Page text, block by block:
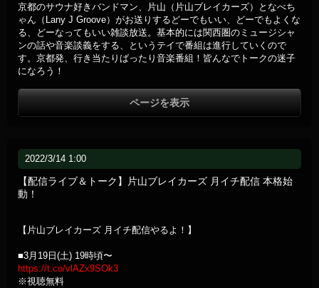
京都のサウナ好きバンドマン、片山（片山ブレイカーズ）となべち
ゃん（Lany J Groove）がお送りするどーでもいい、どーでもよくな
る、どーなってもいい雑談放送。基本的には関西圏のミュージシャ
ンの話や音楽談義をする、というテイで番組は進行していくので
す。京都発、行き当たりばったり音楽番組！皆んなでトークの迷子
になろう！
ページを表示
2022/3/14 1:00
【配信ライブ＆トーク】片山ブレイカーズ 月イチ配信 本格始
動！
【片山ブレイカーズ 月イチ配信やるよ！】
■3月19日(土) 19時頃〜
https://t.co/vlAZx9SOk3
※視聴無料